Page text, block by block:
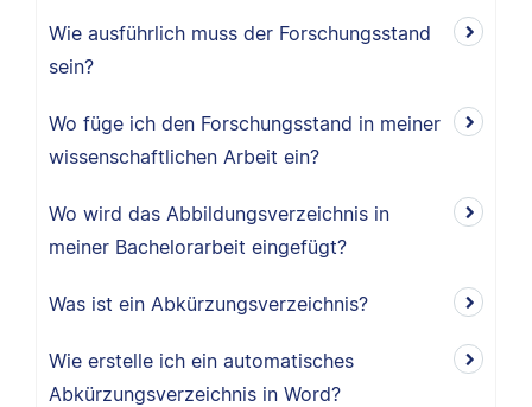
Wie ausführlich muss der Forschungsstand
sein?
Wo füge ich den Forschungsstand in meiner
wissenschaftlichen Arbeit ein?
Wo wird das Abbildungsverzeichnis in
meiner Bachelorarbeit eingefügt?
Was ist ein Abkürzungsverzeichnis?
Wie erstelle ich ein automatisches
Abkürzungsverzeichnis in Word?